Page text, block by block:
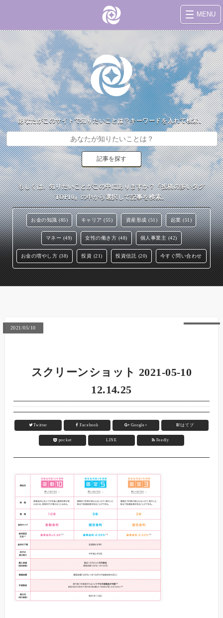
MENU
あなたがこのサイトで知りたいことは？キーワードを入れて検索。
もしくは、知りたいことがこの中にありますか？『投稿の多いタグ
TOP10』の中から選択して記事を検索。
お金の知識 (85) キャリア (55) 資産形成 (51) 起業 (51)
マネー (49) 女性の働き方 (48) 個人事業主 (42)
お金の増やし方 (38) 投資 (21) 投資信託 (20) 今すぐ問い合わせ
2021/05/10
スクリーンショット 2021-05-10
12.14.25
Twitter Facebook Google+ B!はてブ
pocket LINE Feedly